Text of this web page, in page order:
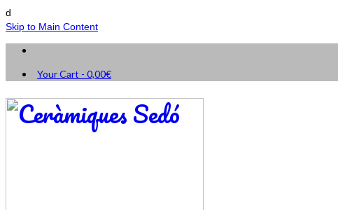
d
Skip to Main Content
Your Cart - 0,00€